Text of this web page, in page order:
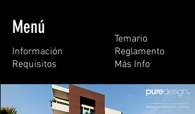
Menú
Información​
Requisitos
Temario
Reglamento
Más Info